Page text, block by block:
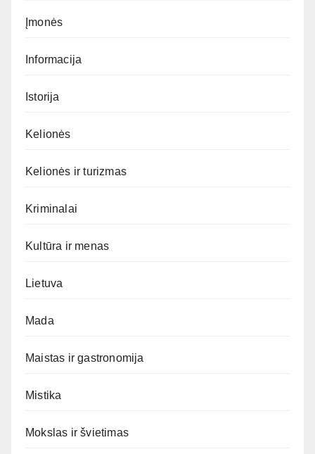
Įmonės
Informacija
Istorija
Kelionės
Kelionės ir turizmas
Kriminalai
Kultūra ir menas
Lietuva
Mada
Maistas ir gastronomija
Mistika
Mokslas ir švietimas